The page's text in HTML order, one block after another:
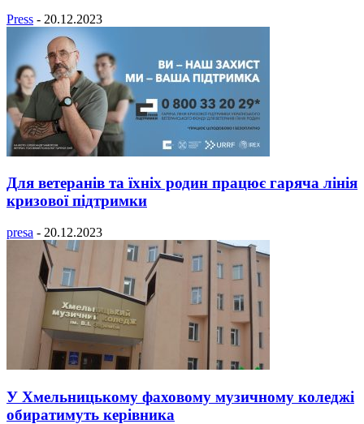
Press - 20.12.2023
Для ветеранів та їхніх родин працює гаряча лінія
кризової підтримки
presa - 20.12.2023
У Хмельницькому фаховому музичному коледжі
обиратимуть керівника